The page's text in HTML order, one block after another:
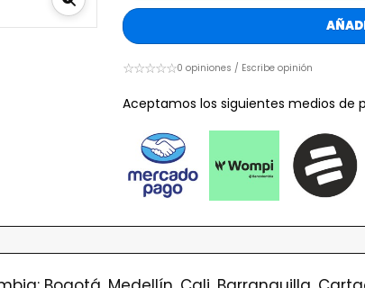
☆☆☆☆☆0 opiniones / Escribe opinión
Aceptamos los siguientes medios de